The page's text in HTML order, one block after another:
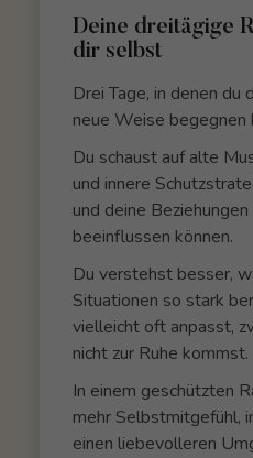
Deine dreitägige
dir selbst
Drei Tage, in denen du
neue Weise begegnen
Du schaust auf alte
und innere
und deine
beeinflussen können.
Du verstehst besser,
Situationen so stark
vielleicht oft anpasst,
nicht zur Ruhe kommst.
In einem geschützten
mehr Selbstmitgefühl,
einen liebevolleren